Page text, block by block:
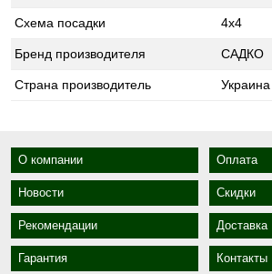
Схема посадки 4х4
Бренд производителя САДКО
Страна производитель Украина
О компании Оплата
Новости Скидки
Рекомендации Доставка
Гарантия Контакты